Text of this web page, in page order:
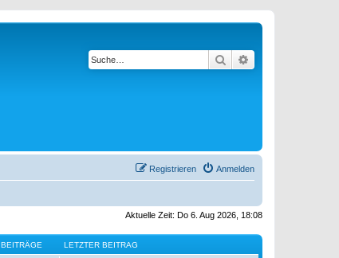
Suche
Anmelden
Registrieren
Aktuelle Zeit: Do 6. Aug 2026, 18:08
BEITRÄGE LETZTER BEITRAG